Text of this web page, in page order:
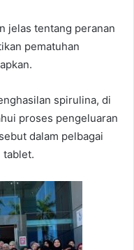
jelas tentang peranan
pematuhan
spirulina, di
proses pengeluaran
dalam pelbagai
tablet.